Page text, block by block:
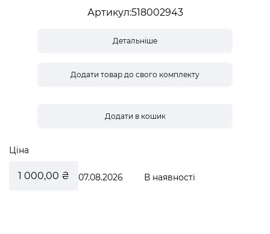
Артикул518002943
Детальніше
Додати товар до свого комплекту
Ціна
1 000,00 ₴ 07.08.2026 В наявності